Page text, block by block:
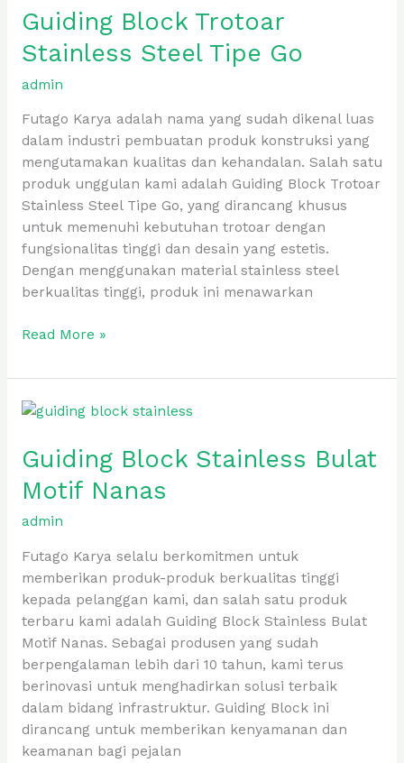
Guiding Block Trotoar
Stainless Steel Tipe Go
admin
Futago Karya adalah nama yang sudah dikenal luas
dalam industri pembuatan produk konstruksi yang
mengutamakan kualitas dan kehandalan. Salah satu
produk unggulan kami adalah Guiding Block Trotoar
Stainless Steel Tipe Go, yang dirancang khusus
untuk memenuhi kebutuhan trotoar dengan
fungsionalitas tinggi dan desain yang estetis.
Dengan menggunakan material stainless steel
berkualitas tinggi, produk ini menawarkan
Trotoar
Steel
Tipe
Read More »
Guiding Block Stainless Bulat
Motif Nanas
admin
Futago Karya selalu berkomitmen untuk
memberikan produk-produk berkualitas tinggi
kepada pelanggan kami, dan salah satu produk
terbaru kami adalah Guiding Block Stainless Bulat
Motif Nanas. Sebagai produsen yang sudah
berpengalaman lebih dari 10 tahun, kami terus
berinovasi untuk menghadirkan solusi terbaik
dalam bidang infrastruktur. Guiding Block ini
dirancang untuk memberikan kenyamanan dan
keamanan bagi pejalan
Guiding
Stainless
Motif
Nanas